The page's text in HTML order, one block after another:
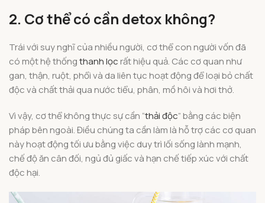
2. Cơ thể có cần detox không?
Trái với suy nghĩ của nhiều người, cơ thể con người vốn đã
có một hệ thốngthanh lọc rất hiệu quả. Các cơ quan như
gan, thận, ruột, phổi và da liên tục hoạt động để loại bỏ chất
độc và chất thải qua nước tiểu, phân, mồ hôi và hơi thở.
Vì vậy, cơ thể không thực sự cần “thải độc” bằng các biện
pháp bên ngoài. Điều chúng ta cần làm là hỗ trợ các cơ quan
này hoạt động tối ưu bằng việc duy trì lối sống lành mạnh,
chế độ ăn cân đối, ngủ đủ giấc và hạn chế tiếp xúc với chất
độc hại.